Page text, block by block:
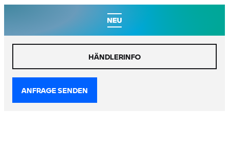
HÄNDLERINFO
ANFRAGE SENDEN